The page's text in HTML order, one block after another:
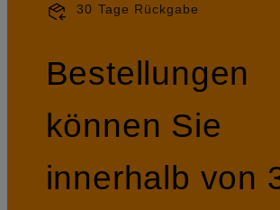
30 Tage Rückgabe
Bestellungen
können Sie
innerhalb von